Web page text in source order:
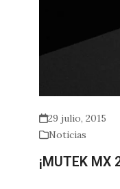
29 julio, 2015
Noticias
¡MUTEK